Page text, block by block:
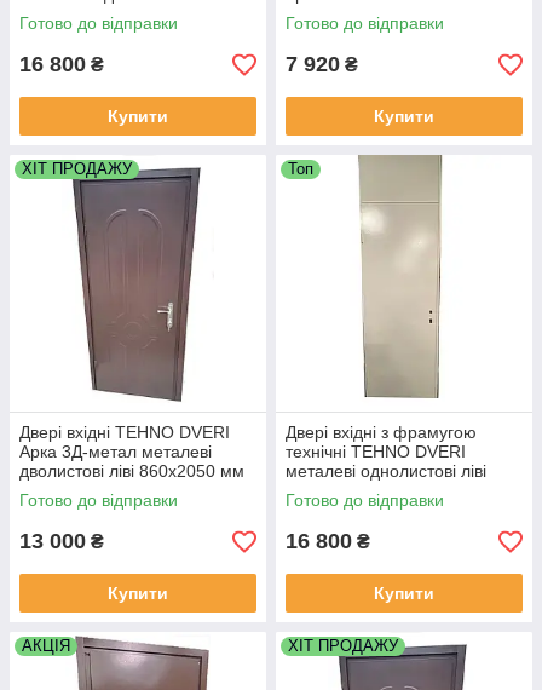
550х2300 мм Білий
Готово до відправки
16 800 ₴
Купити
Коричневий Ral 8017
Готово до відправки
7 920 ₴
Купити
ХІТ ПРОДАЖУ
Двері вхідні TEHNO DVERI
Арка 3Д-метал металеві
дволистові ліві 860х2050 мм
Коричневий
Готово до відправки
13 000 ₴
Купити
Топ
Двері вхідні з фрамугою
технічні TEHNO DVERI
металеві однолистові ліві
600х2300 мм Білий
Готово до відправки
16 800 ₴
Купити
АКЦІЯ ХІТ ПРОДАЖУ